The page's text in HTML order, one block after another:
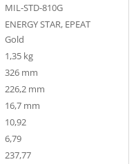
MIL-STD-810G
ENERGY STAR, EPEAT
Gold
1,35 kg
326 mm
226,2 mm
16,7 mm
10,92
6,79
237,77